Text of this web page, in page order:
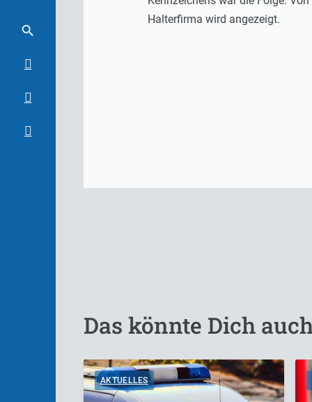
Halterfirma wird angezeigt.
Das könnte Dich
AKTUELLES